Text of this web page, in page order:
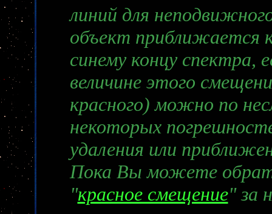
линий для
объект приближается
синему концу спектра,
величине этого
красного) можно по
некоторых
удаления или
Пока Вы можете
"красное смещение" за